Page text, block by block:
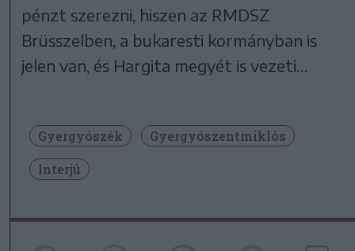
pénzt szerezni, hiszen az RMDSZ
Brüsszelben, a bukaresti kormányban is
jelen van, és Hargita megyét is vezeti…
Gyergyószék
Gyergyószentmiklós
Interjú